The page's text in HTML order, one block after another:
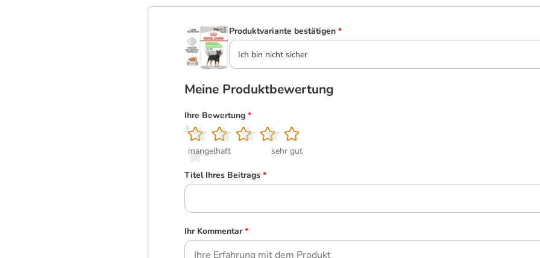
Produktvariante bestätigen *
Ich bin nicht sicher
Meine Produktbewertung
Ihre Bewertung *
1
mangelhaft
2
3
4
5
sehr gut
Titel Ihres Beitrags *
Ihr Kommentar *